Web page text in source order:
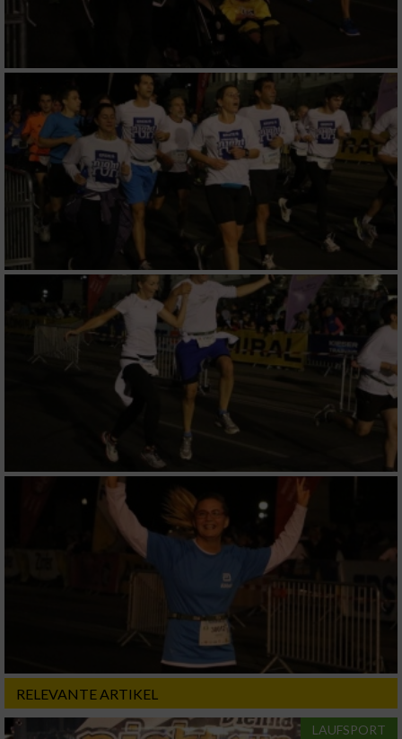
RELEVANTE ARTIKEL
LAUFSPORT
Erstellung von Profilen zur Personalisierung
von Inhalten
Verwendung von Profilen zur Auswahl
personalisierter Inhalte
Messung der Werbeleistung
Messung der Performance von Inhalten
Analyse von Zielgruppen durch Statistiken
oder Kombinationen von Daten aus
verschiedenen Quellen
Entwicklung und Verbesserung der Angebote
Verwendung reduzierter Daten zur Auswahl
IAB-Besonderheiten:
Verwendung genauer Standortdaten
Geräte anhand von aktiv angeforderten
Informationen identifizieren
Nicht-IAB-Verarbeitungszwecke:
Funktional
Werbung